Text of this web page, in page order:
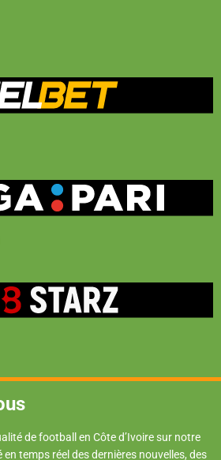
de football en Côte d’Ivoire sur notre
temps réel des dernières nouvelles, des